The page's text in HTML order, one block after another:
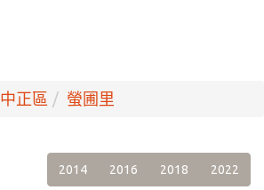
中正區 螢圃里
2014 2016 2018 2022